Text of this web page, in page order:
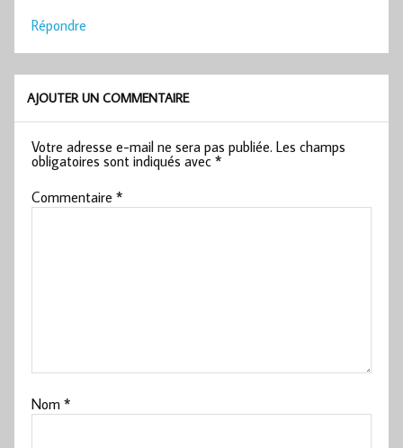
Répondre
AJOUTER UN COMMENTAIRE
Votre adresse e-mail ne sera pas publiée. Les champs
obligatoires sont indiqués avec*
Commentaire*
Nom*